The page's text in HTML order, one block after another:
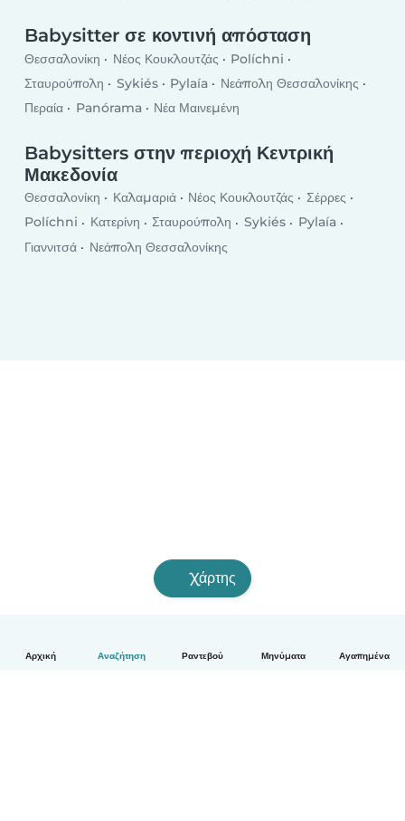
Αρχική Αναζήτηση Ραντεβού Μηνύματα Αγαπημένα
Babysitter σε κοντινή απόσταση
Θεσσαλονίκη Νέος Κουκλουτζάς
Políchni
Σταυρούπολη
Sykiés Pylaía
Νεάπολη Θεσσαλονίκης
Περαία
Panórama Νέα Μαινεμένη
Babysitters στην περιοχή Κεντρική
Μακεδονία
Θεσσαλονίκη Καλαμαριά Νέος Κουκλουτζάς
Σέρρες
Políchni
Κατερίνη Σταυρούπολη Sykiés
Pylaía
Γιαννιτσά
Νεάπολη Θεσσαλονίκης
Χάρτης